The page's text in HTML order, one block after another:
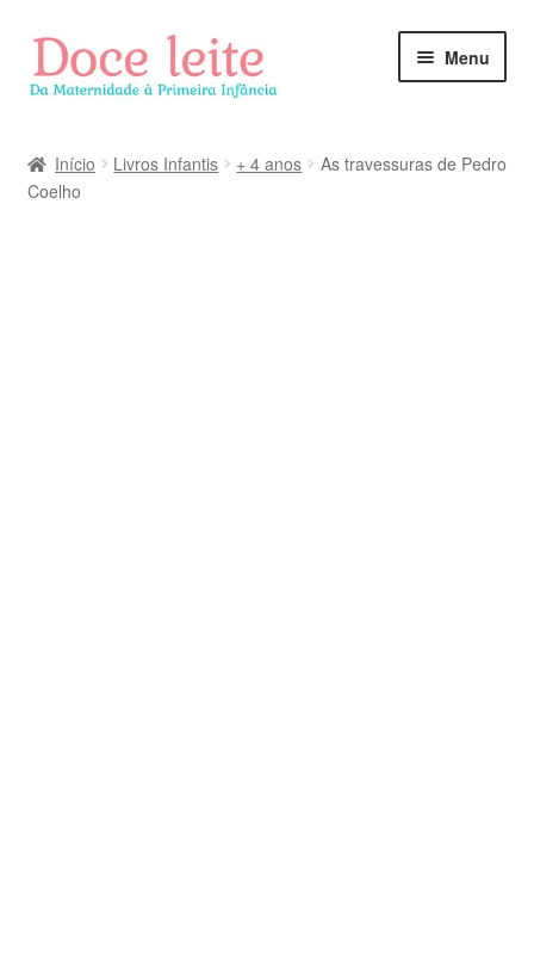
Pular
para
navegação
Pular
para
o
Menu
Início Livros Infantis + 4 anos
As travessuras de Pedro
Coelho